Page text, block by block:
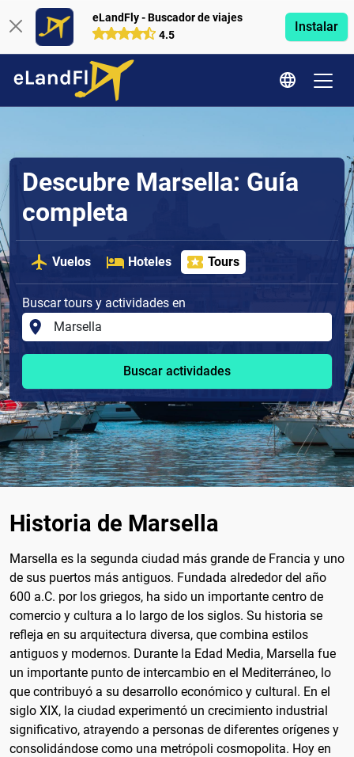
eLandFly - Buscador de viajes
4.5
Instalar
Descubre Marsella: Guía
completa
Vuelos Hoteles Tours
Buscar tours y actividades en
Buscar actividades
Historia de Marsella
Marsella es la segunda ciudad más grande de Francia y uno
de sus puertos más antiguos. Fundada alrededor del año
600 a.C. por los griegos, ha sido un importante centro de
comercio y cultura a lo largo de los siglos. Su historia se
refleja en su arquitectura diversa, que combina estilos
antiguos y modernos. Durante la Edad Media, Marsella fue
un importante punto de intercambio en el Mediterráneo, lo
que contribuyó a su desarrollo económico y cultural. En el
siglo XIX, la ciudad experimentó un crecimiento industrial
significativo, atrayendo a personas de diferentes orígenes y
consolidándose como una metrópoli cosmopolita. Hoy en